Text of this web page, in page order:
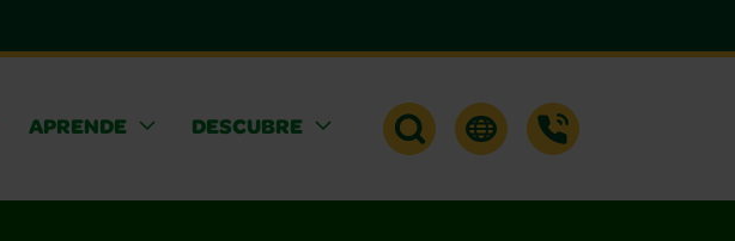
APRENDE DESCUBRE